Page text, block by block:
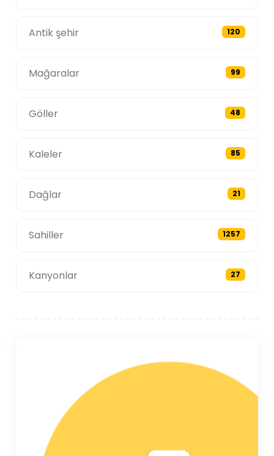
Antik şehir 120
Mağaralar 99
Göller 48
Kaleler 85
Dağlar 21
Sahiller 1257
Kanyonlar 27